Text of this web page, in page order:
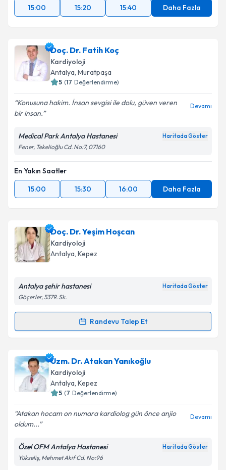
15:00
15:20 15:40 Daha Fazla
Doç. Dr. Fatih Koç
Kardiyoloji
Antalya, Muratpaşa
5 (17 Değerlendirme)
Konusuna hakim. İnsan sevgisi ile dolu, güven veren
bir insan.
Devamı
Medical Park Antalya Hastanesi Haritada Göster
Fener, Tekelioğlu Cd. No:7, 07160
En Yakın Saatler
15:00
15:30 16:00 Daha Fazla
Doç. Dr. Yeşim Hoşcan
Kardiyoloji
Antalya, Kepez
Antalya şehir hastanesi Haritada Göster
Göçerler, 5379. Sk.
Randevu Talep Et
Randevu Takvimi Talebi
Doç. Dr. Yeşim Hoşcaniçin randevu takvimi talebi
oluşturun. Size bu uzmandan randevu almanız için bir
takvim hazırlandığında e-posta ile bilgilendireceğiz.
Kişisel verilerimin işlenmesine ilişkin
Aydınlatma
Metni'ni okudum ve kişisel verilerimin belirtilen
Uzm. Dr. Atakan Yanıkoğlu
Kardiyoloji
Antalya, Kepez
5 (7 Değerlendirme)
Atakan hocam on numara kardiolog gün önce anjio
oldum...
Devamı
Özel OFM Antalya Hastanesi Haritada Göster
Yükseliş, Mehmet Akif Cd. No:96